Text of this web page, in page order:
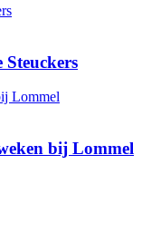
bij Lommel